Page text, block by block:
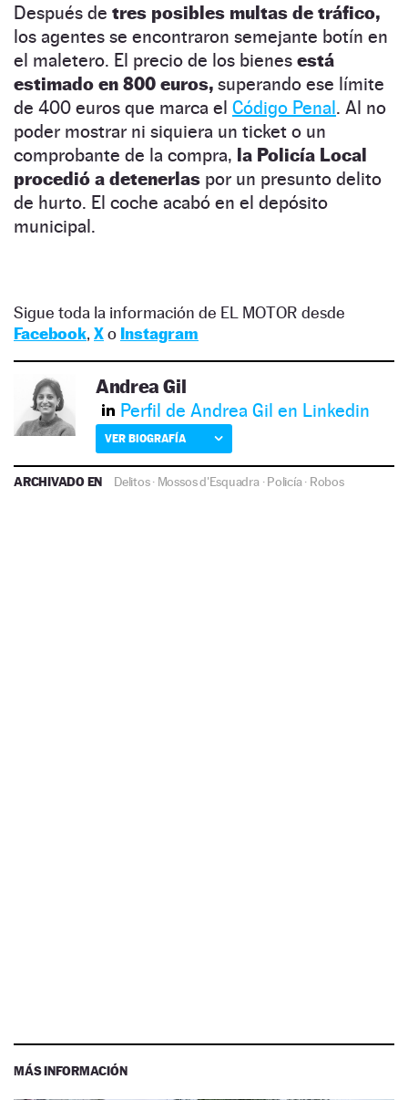
Después de tres posibles multas de tráfico,
los agentes se encontraron semejante botín en
el maletero. El precio de los bienes está
estimado en 800 euros, superando ese límite
de 400 euros que marca el Código Penal. Al no
poder mostrar ni siquiera un ticket o un
comprobante de la compra, la Policía Local
procedió a detenerlas por un presunto delito
de hurto. El coche acabó en el depósito
municipal.
Sigue toda la información de EL MOTOR desde
Facebook, Xo Instagram
Andrea Gil
Perfil de Andrea Gil en Linkedin
VER BIOGRAFÍA
ARCHIVADO EN Delitos· Mossos d'Esquadra·Policía· Robos
MÁS INFORMACIÓN